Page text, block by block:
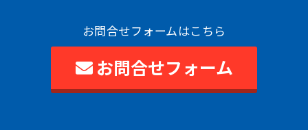
お問合せフォームはこちら
お問合せフォーム